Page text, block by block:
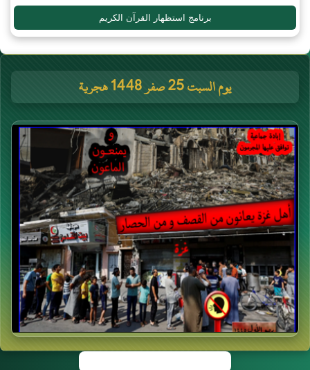
برنامج استظهار القرآن الكريم
يوم السبت 25 صفر 1448 هجرية